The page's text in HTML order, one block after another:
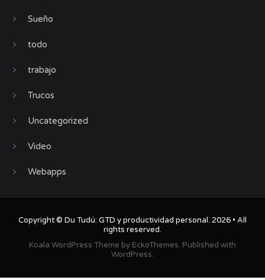
Sueño
todo
trabajo
Trucos
Uncategorized
Video
Webapps
Copyright © Du Tudú: GTD y productividad personal. 2026 • All
rights reserved.
Koala WordPress Theme by EckoThemes. Published with
WordPress.